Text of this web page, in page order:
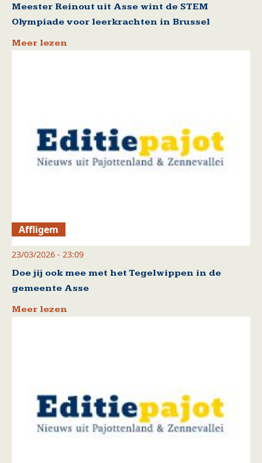
Meester Reinout uit Asse wint de STEM
Olympiade voor leerkrachten in Brussel
Meer lezen
Affligem
23/03/2026 - 23:09
Doe jij ook mee met het Tegelwippen in de
gemeente Asse
Meer lezen